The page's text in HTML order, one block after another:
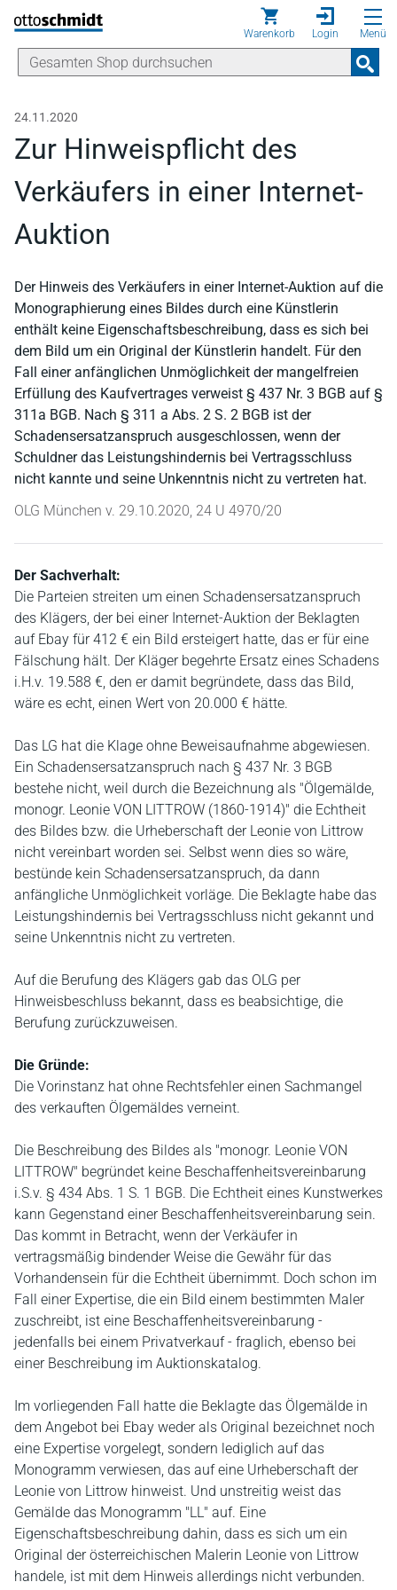
Direkt zum Inhalt
Warenkorb Login Menü
24.11.2020
Zur Hinweispflicht des
Verkäufers in einer Internet-
Auktion
Der Hinweis des Verkäufers in einer Internet-Auktion auf die
Monographierung eines Bildes durch eine Künstlerin
enthält keine Eigenschaftsbeschreibung, dass es sich bei
dem Bild um ein Original der Künstlerin handelt. Für den
Fall einer anfänglichen Unmöglichkeit der mangelfreien
Erfüllung des Kaufvertrages verweist § 437 Nr. 3 BGB auf §
311a BGB. Nach § 311 a Abs. 2 S. 2 BGB ist der
Schadensersatzanspruch ausgeschlossen, wenn der
Schuldner das Leistungshindernis bei Vertragsschluss
nicht kannte und seine Unkenntnis nicht zu vertreten hat.
OLG München v. 29.10.2020, 24 U 4970/20
Der Sachverhalt:
Die Parteien streiten um einen Schadensersatzanspruch
des Klägers, der bei einer Internet-Auktion der Beklagten
auf Ebay für 412 € ein Bild ersteigert hatte, das er für eine
Fälschung hält. Der Kläger begehrte Ersatz eines Schadens
i.H.v. 19.588 €, den er damit begründete, dass das Bild,
wäre es echt, einen Wert von 20.000 € hätte.
Das LG hat die Klage ohne Beweisaufnahme abgewiesen.
Ein Schadensersatzanspruch nach § 437 Nr. 3 BGB
bestehe nicht, weil durch die Bezeichnung als "Ölgemälde,
monogr. Leonie VON LITTROW (1860-1914)" die Echtheit
des Bildes bzw. die Urheberschaft der Leonie von Littrow
nicht vereinbart worden sei. Selbst wenn dies so wäre,
bestünde kein Schadensersatzanspruch, da dann
anfängliche Unmöglichkeit vorläge. Die Beklagte habe das
Leistungshindernis bei Vertragsschluss nicht gekannt und
seine Unkenntnis nicht zu vertreten.
Auf die Berufung des Klägers gab das OLG per
Hinweisbeschluss bekannt, dass es beabsichtige, die
Berufung zurückzuweisen.
Die Gründe:
Die Vorinstanz hat ohne Rechtsfehler einen Sachmangel
des verkauften Ölgemäldes verneint.
Die Beschreibung des Bildes als "monogr. Leonie VON
LITTROW" begründet keine Beschaffenheitsvereinbarung
i.S.v. § 434 Abs. 1 S. 1 BGB. Die Echtheit eines Kunstwerkes
kann Gegenstand einer Beschaffenheitsvereinbarung sein.
Das kommt in Betracht, wenn der Verkäufer in
vertragsmäßig bindender Weise die Gewähr für das
Vorhandensein für die Echtheit übernimmt. Doch schon im
Fall einer Expertise, die ein Bild einem bestimmten Maler
zuschreibt, ist eine Beschaffenheitsvereinbarung -
jedenfalls bei einem Privatverkauf - fraglich, ebenso bei
einer Beschreibung im Auktionskatalog.
Im vorliegenden Fall hatte die Beklagte das Ölgemälde in
dem Angebot bei Ebay weder als Original bezeichnet noch
eine Expertise vorgelegt, sondern lediglich auf das
Monogramm verwiesen, das auf eine Urheberschaft der
Leonie von Littrow hinweist. Und unstreitig weist das
Gemälde das Monogramm "LL" auf. Eine
Eigenschaftsbeschreibung dahin, dass es sich um ein
Original der österreichischen Malerin Leonie von Littrow
handele, ist mit dem Hinweis allerdings nicht verbunden.